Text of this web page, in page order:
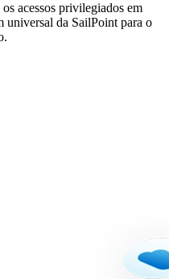
acessos privilegiados em
universal da SailPoint para o